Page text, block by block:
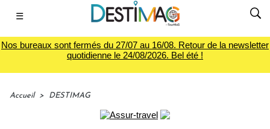
☰
Nos bureaux sont fermés du 27/07 au 16/08. Retour de la newsletter
quotidienne le 24/08/2026. Bel été !
Accueil > DESTIMAG